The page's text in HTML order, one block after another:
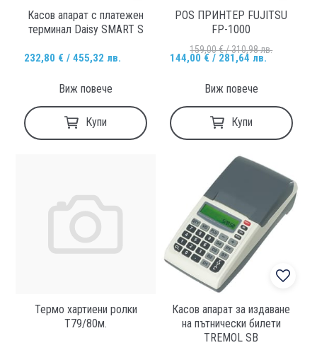
Касов апарат с платежен
терминал Daisy SMART S
232,80 € / 455,32 лв.
Купи
Виж повече
POS ПРИНТЕР FUJITSU
FP-1000
159,00 € / 310,98 лв.
144,00 € / 281,64 лв.
Купи
Виж повече
Термо хартиени ролки
Т79/80м.
Касов апарат за издаване
на пътнически билети
TREMOL SB